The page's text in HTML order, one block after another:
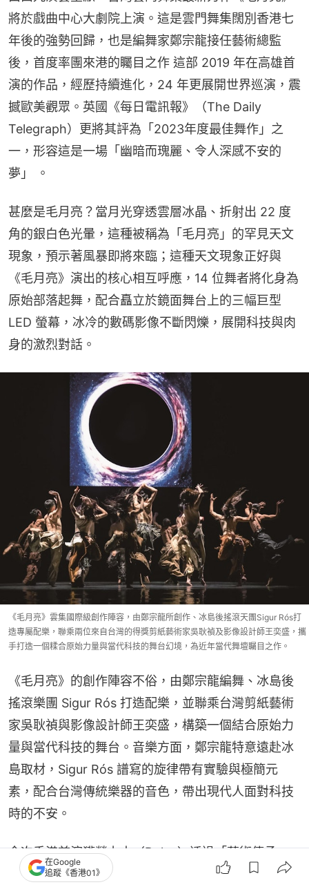
將於戲曲中心大劇院上演。這是雲門舞集闊別香港七
年後的強勢回歸，也是編舞家鄭宗龍接任藝術總監
後，首度率團來港的矚目之作 這部 2019 年在高雄首
演的作品，經歷持續進化，24 年更展開世界巡演，震
撼歐美觀眾。英國《每日電訊報》（The Daily
Telegraph）更將其評為「2023年度最佳舞作」之
一，形容這是一場「幽暗而瑰麗、令人深感不安的
夢」 。
甚麼是毛月亮？當月光穿透雲層冰晶、折射出 22 度
角的銀白色光暈，這種被稱為「毛月亮」的罕見天文
現象，預示著風暴即將來臨；這種天文現象正好與
《毛月亮》演出的核心相互呼應，14 位舞者將化身為
原始部落起舞，配合矗立於鏡面舞台上的三幅巨型
LED 螢幕，冰冷的數碼影像不斷閃爍，展開科技與肉
身的激烈對話。
《毛月亮》雲集國際級創作陣容，由鄭宗龍所創作、冰島後搖滾天團Sigur Rós打
造專屬配樂，聯乘兩位來自台灣的得獎剪紙藝術家吳耿禎及影像設計師王奕盛，攜
手打造一個糅合原始力量與當代科技的舞台幻境，為近年當代舞壇矚目之作。
《毛月亮》的創作陣容不俗，由鄭宗龍編舞、冰島後
搖滾樂團 Sigur Rós 打造配樂，並聯乘台灣剪紙藝術
家吳耿禎與影像設計師王奕盛，構築一個結合原始力
量與當代科技的舞台。音樂方面，鄭宗龍特意遠赴冰
島取材，Sigur Rós 譜寫的旋律帶有實驗與極簡元
素，配合台灣傳統樂器的音色，帶出現代人面對科技
時的不安。
今次香港首演獲勞力士（Rolex）透過「藝術傳承・
恒動不息」計劃（Perpetual Arts Initiative）支持。
在Google
追蹤《香港01》